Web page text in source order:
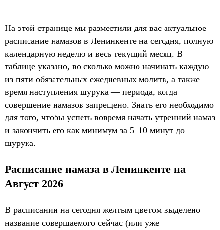
На этой странице мы разместили для вас актуальное
расписание намазов в Ленинкенте на сегодня, полную
календарную неделю и весь текущий месяц. В
таблице указано, во сколько можно начинать каждую
из пяти обязательных ежедневных молитв, а также
время наступления шурука — периода, когда
совершение намазов запрещено. Знать его необходимо
для того, чтобы успеть вовремя начать утренний намаз
и закончить его как минимум за 5–10 минут до
шурука.
Расписание намаза в Ленинкенте на
Август 2026
В расписании на сегодня желтым цветом выделено
название совершаемого сейчас (или уже